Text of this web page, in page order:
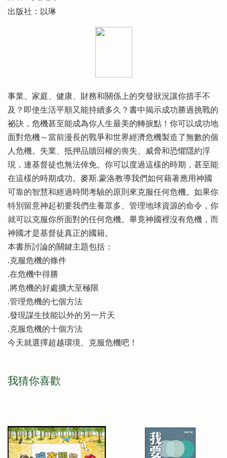
出版社：以琳
事業、家庭、健康、財務和關係上的突發狀況讓你措手不
及？即使生活平順又能持續多久？書中揭示成功勝過挑戰的
祕訣，危機甚至能成為你人生最美的轉捩點！你可以成功地
面對危機～當前漫長的戰爭和世界經濟危機製造了無數的個
人危機。失業、抵押品贖回權的喪失、威脅和恐懼隱約浮
現，連基督徒也無法倖免。你可以度過這樣的時期，甚至能
在這樣的時期成功。麥斯.蒙洛教導我們如何藉著應用神國
可靠的智慧和經過時間考驗的原則來克服任何危機。如果你
特別留意神起初要我們生養眾多、管理地球資源的命令，你
就可以克服你所面對的任何危機。畢竟神國裡沒有危機，而
神國才是基督徒真正的國籍。
本書所討論的關鍵主題包括：
.克服危機的條件
.在危機中得勝
.將危機的好處擴大至極限
.管理危機的七個方法
.發現謀生技能以外的另一片天
.克服危機的十個方法
今天就選擇超越環境、克服危機吧！
我猜你喜歡